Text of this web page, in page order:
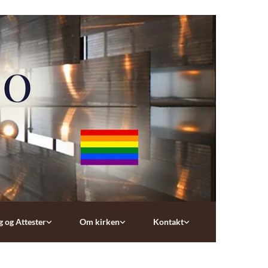
og Attester Om kirken Kontakt